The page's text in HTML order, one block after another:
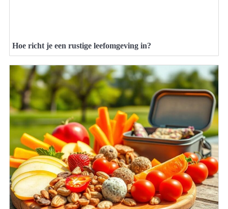
Hoe richt je een rustige leefomgeving in?